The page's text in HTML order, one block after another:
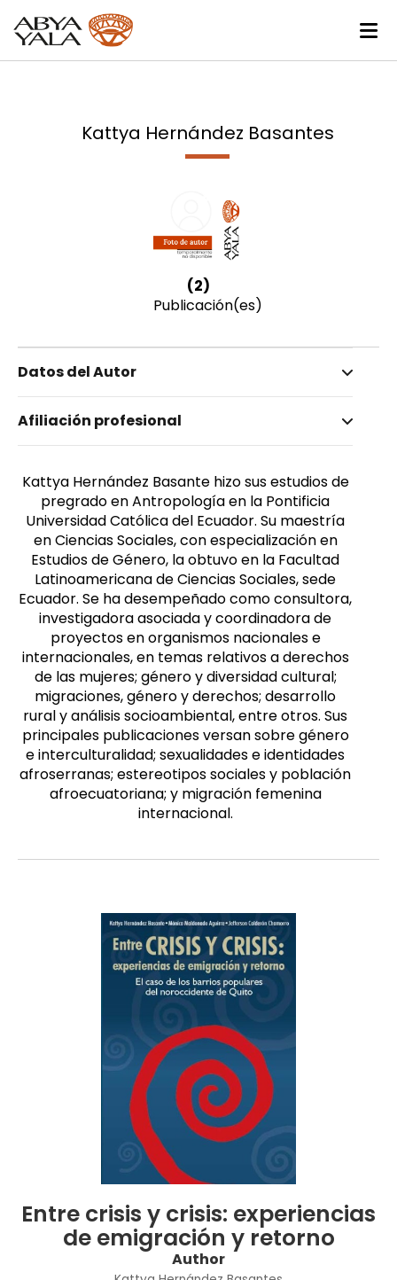
Kattya Hernández Basantes
(2)
Publicación(es)
Datos del Autor
Hernández Basantes, Kattya
Femenino
Afiliación profesional
Kattya Hernández Basante hizo sus estudios de
pregrado en Antropología en la Pontificia
Universidad Católica del Ecuador. Su maestría
en Ciencias Sociales, con especialización en
Estudios de Género, la obtuvo en la Facultad
Latinoamericana de Ciencias Sociales, sede
Ecuador. Se ha desempeñado como consultora,
investigadora asociada y coordinadora de
proyectos en organismos nacionales e
internacionales, en temas relativos a derechos
de las mujeres; género y diversidad cultural;
migraciones, género y derechos; desarrollo
rural y análisis socioambiental, entre otros. Sus
principales publicaciones versan sobre género
e interculturalidad; sexualidades e identidades
afroserranas; estereotipos sociales y población
afroecuatoriana; y migración femenina
internacional.
Entre crisis y crisis: experiencias
de emigración y retorno
Author